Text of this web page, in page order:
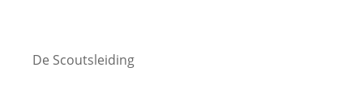
De Scoutsleiding